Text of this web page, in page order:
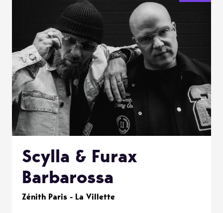
Scylla & Furax
Barbarossa
Zénith Paris - La Villette